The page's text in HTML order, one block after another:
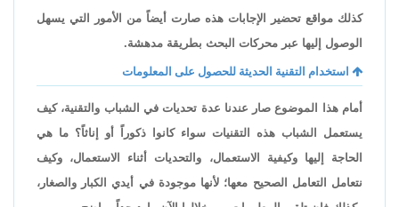
كذلك مواقع تحضير الإجابات هذه صارت أيضاً من الأمور التي يسهل
الوصول إليها عبر محركات البحث بطريقة مدهشة.
استخدام التقنية الحديثة للحصول على المعلومات
أمام هذا الموضوع صار عندنا عدة تحديات في الشباب والتقنية، كيف
يستعمل الشباب هذه التقنيات سواء كانوا ذكوراً أو إناثاً؟ ما هي
الحاجة إليها وكيفية الاستعمال، والتحديات أثناء الاستعمال، وكيف
نتعامل التعامل الصحيح معها؛ لأنها موجودة في أيدي الكبار والصغار،